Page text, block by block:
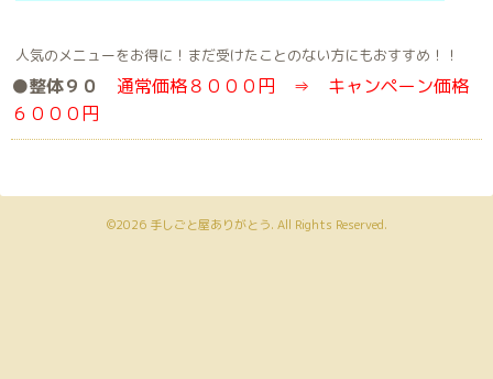
人気のメニューをお得に！まだ受けたことのない方にもおすすめ！！
●整体９０
通常価格８０００円 ⇒ キャンペーン価格
６０００円
©2026 手しごと屋ありがとう. All Rights Reserved.